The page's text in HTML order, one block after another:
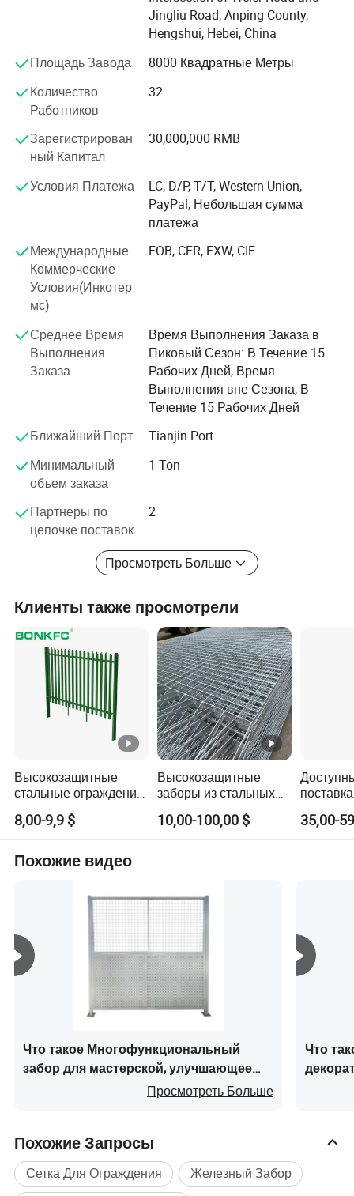
машин. Наша компания находится в графстве Anping
в провинции Хэбэй, Китай, с удобным транспортным
сообщением. Продукция Xingbei широко используются
в различных местах, она может более эффективно
и безопасности, салон красоты и удобство установки.
Xingbei искренне надеется на установление
долгосрочных хорошие деловые отношения с
клиентами во всем мире на основе искреннего и
взаимной выгоды. Мы рады работать вместе с вами и
в конечном итоге привести вам удовлетворены
продуктов. Надеемся на ваш запрос со всего мира.
Jingliu Road, Anping County,
Hengshui, Hebei, China
Площадь Завода
8000 Квадратные Метры
Количество
Работников
32
Зарегистрирован
ный Капитал
30,000,000 RMB
Условия Платежа
LC, D/P, T/T, Western Union,
PayPal, Небольшая сумма
платежа
Международные
Коммерческие
Условия(Инкотер
мс)
FOB, CFR, EXW, CIF
Среднее Время
Выполнения
Заказа
Время Выполнения Заказа в
Пиковый Сезон: В Течение 15
Рабочих Дней, Время
Выполнения вне Сезона, В
Течение 15 Рабочих Дней
Ближайший Порт
Tianjin Port
Минимальный
объем заказа
1 Ton
Партнеры по
цепочке поставок
2
Просмотреть Больше
Клиенты также просмотрели
Высокозащитные
стальные ограждения,
решения для тяжелых
условий эксплуатации,
доступная
оцинкованная сталь с
антивандальными
дизайн кованого
железа, выберите
палисадный забор
8,00-9,9 $
Высокозащитные
заборы из стальных
решеток от компании
Tech Shine Grating
(TSG)
10,00-100,00 $
поставка
прочного
35,00-
Похожие видео
Что такое Многофункциональный
забор для мастерской, улучшающее
решение для изоляции фабрики
Просмотреть Больше
Что
забор
Похожие Запросы
Сетка Для Ограждения
Железный Забор